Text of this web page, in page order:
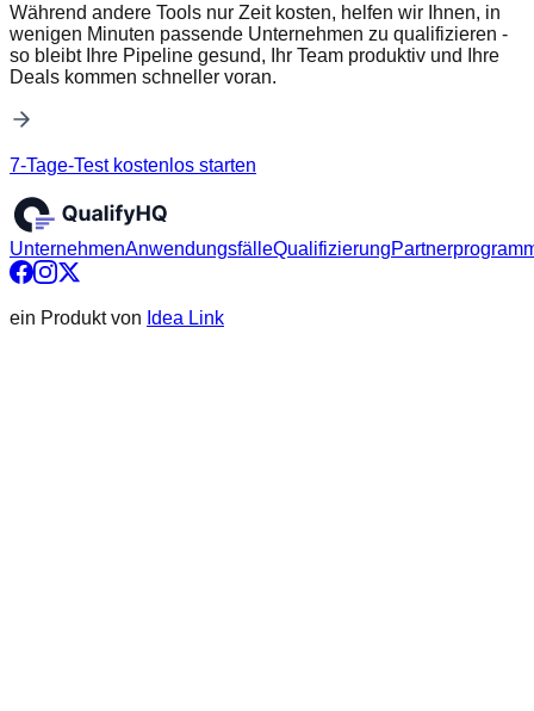
Während andere Tools nur Zeit kosten, helfen wir Ihnen, in
wenigen Minuten passende Unternehmen zu qualifizieren -
so bleibt Ihre Pipeline gesund, Ihr Team produktiv und Ihre
Deals kommen schneller voran.
7-Tage-Test kostenlos starten
UnternehmenAnwendungsfälleQualifizierung
ein Produkt von Idea Link